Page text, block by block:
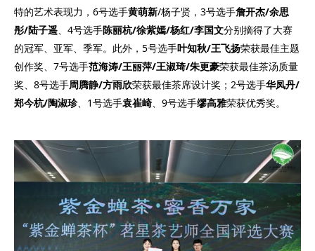
特的艺术表现力，6号选手黄萌新/杨子贤，3号选手詹开杰/余思
彤/陆子遥、4号选手陈丽杭/徐紫嫣/杨红/李国文分别摘得了大赛
的冠军、亚军、季军。此外，5号选手叶知秋/王飞扬荣获最佳主题
创作奖、7号选手范海涛/王丽萍/王淑琦/朱更豪荣获最佳茶汤质量
奖、8号选手周腾静/方雨欣荣获最佳茶席设计奖；2号选手华凤丹/
郑今杭/陶淑珍、1号选手袁崔崎、9号选手缪高雅荣获优秀奖。